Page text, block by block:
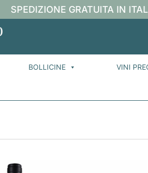
SPEDIZIONE GRATUITA IN
BOLLICINE VINI